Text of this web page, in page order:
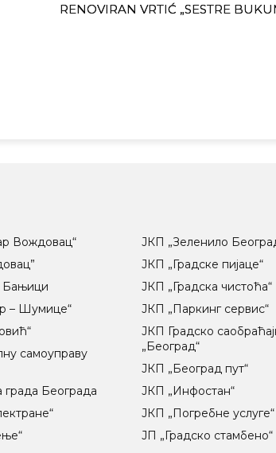
RENOVIRAN VRTIĆ „SESTRE
Вождовац“
Бањици
– Шумице“
самоуправу
града Београда
ЈКП „Зеленило
ЈКП „Градске пијаце“
ЈКП „Градска чистоћа“
ЈКП „Паркинг сервис“
ЈКП Градско
„Београд“
ЈКП „Београд пут“
ЈКП „Инфостан“
ЈКП „Погребне услуге“
ЈП „Градско стамбено“